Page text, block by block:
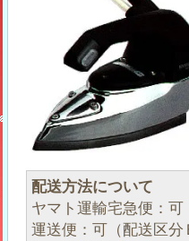
配送方法について
ヤマト運輸宅急便：
運送便：可（配送区分